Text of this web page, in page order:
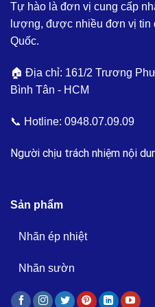
Tự hào là đơn vị cung cấp
lượng, được nhiều đơn vị tin
Quốc.
🏠 Địa chỉ: 161/2 Trương
Bình Tân - HCM
📞 Hotline: 0948.07.09.09
Người chịu trách nhiệm nội
Sản phẩm
Nhãn ép nhiệt
Nhãn sườn